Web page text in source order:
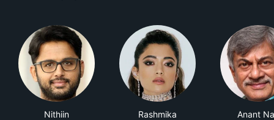
Nithiin
Rashmika
Anant